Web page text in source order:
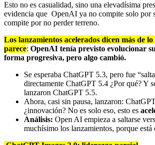
Esto no es casualidad, sino una elevadísima
evidencia que OpenAI ya no compite solo por
compite por no perder terreno.
Los lanzamientos acelerados dicen más de lo
parece: OpenAI tenía previsto evolucionar
forma progresiva, pero algo cambió.
Se esperaba ChatGPT 5.3, pero fue
directamente ChatGPT 5.4 ¿Por qué? Y
lanzaron ChatGPT 5.5.
Ahora, casi sin pausa, lanzaron:
¿innovación? No es solo eso, esto es
Análisis: Open AI empieza a saltarse
muchísimo los lanzamientos, porque está